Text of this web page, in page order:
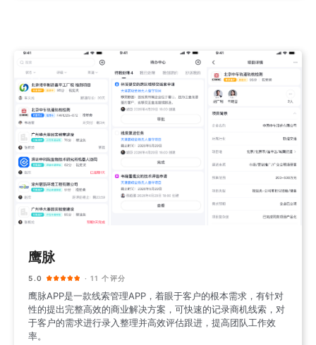
鹰脉
5.0 · 11 个评分
鹰脉APP是一款线索管理APP，着眼于客户的根本需求，有针对
性的提出完整高效的商业解决方案，可快速的记录商机线索，对
于客户的需求进行录入整理并高效评估跟进，提高团队工作效
率。